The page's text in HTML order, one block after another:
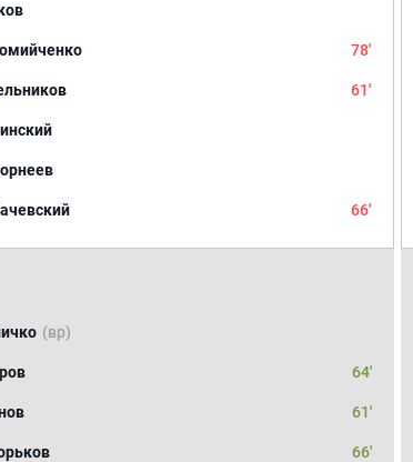
78'
61'
66'
(вр)
64'
61'
66'